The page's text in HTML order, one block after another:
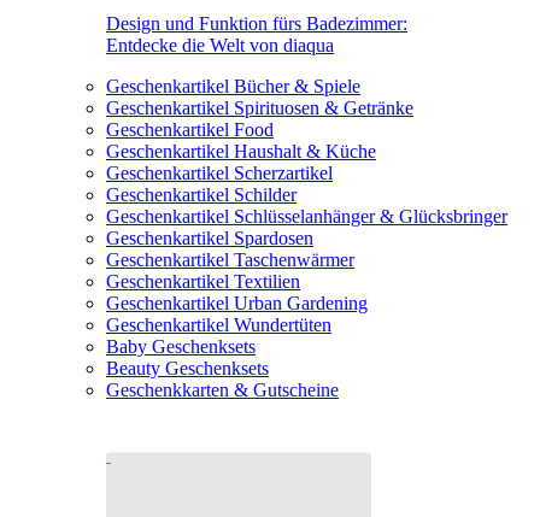
Design und Funktion fürs Badezimmer:
Entdecke die Welt von diaqua
Geschenkartikel Bücher & Spiele
Geschenkartikel Spirituosen & Getränke
Geschenkartikel Food
Geschenkartikel Haushalt & Küche
Geschenkartikel Scherzartikel
Geschenkartikel Schilder
Geschenkartikel Schlüsselanhänger & Glücksbringer
Geschenkartikel Spardosen
Geschenkartikel Taschenwärmer
Geschenkartikel Textilien
Geschenkartikel Urban Gardening
Geschenkartikel Wundertüten
Baby Geschenksets
Beauty Geschenksets
Geschenkkarten & Gutscheine